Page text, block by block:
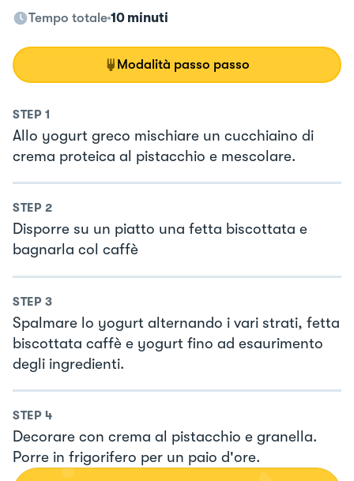
Tempo totale 10 minuti
Modalità passo passo
STEP 1
Allo yogurt greco mischiare un cucchiaino di
crema proteica al pistacchio e mescolare.
STEP 2
Disporre su un piatto una fetta biscottata e
bagnarla col caffè
STEP 3
Spalmare lo yogurt alternando i vari strati, fetta
biscottata caffè e yogurt fino ad esaurimento
degli ingredienti.
STEP 4
Decorare con crema al pistacchio e granella.
Porre in frigorifero per un paio d'ore.